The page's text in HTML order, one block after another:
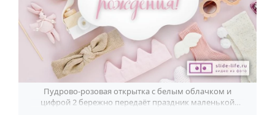
Пудрово-розовая открытка с белым облачком и
цифрой 2 бережно передаёт праздник маленькой